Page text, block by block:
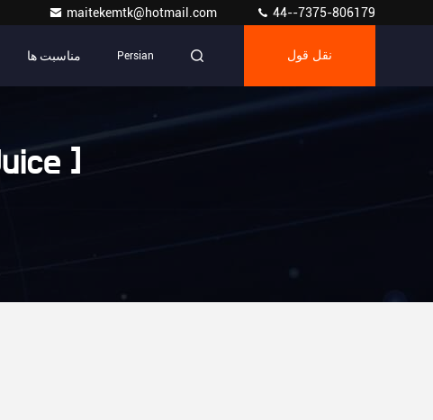
maitekemtk@hotmail.com 44--7375-806179
مناسبت ها Persian نقل قول